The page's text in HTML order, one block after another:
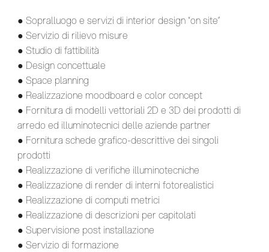
● Sopralluogo e servizi di interior design “on site”
● Servizio di rilievo misure
● Studio di fattibilità
● Design concettuale
● Space planning
● Realizzazione moodboard e color concept
● Fornitura di modelli vettoriali 2D e 3D dei prodotti di
arredo ed illuminotecnici delle aziende partner
● Fornitura schede grafico-descrittive dei singoli
prodotti
● Realizzazione di verifiche illuminotecniche
● Realizzazione di render di interni fotorealistici
● Realizzazione di computi metrici
● Realizzazione di descrizioni per capitolati
● Supervisione post installazione
● Servizio di formazione